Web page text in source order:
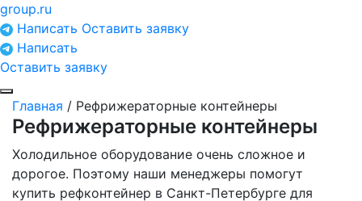
group.ru
Написать Оставить заявку
Написать
Оставить заявку
Главная / Рефрижераторные контейнеры
Рефрижераторные контейнеры
Холодильное оборудование очень сложное и
дорогое. Поэтому наши менеджеры помогут
купить рефконтейнер в Санкт-Петербурге для